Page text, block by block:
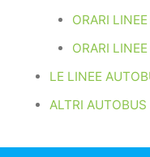
ORARI
ORARI
LE LINEE
ALTRI